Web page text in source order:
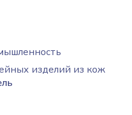
изделий из кож